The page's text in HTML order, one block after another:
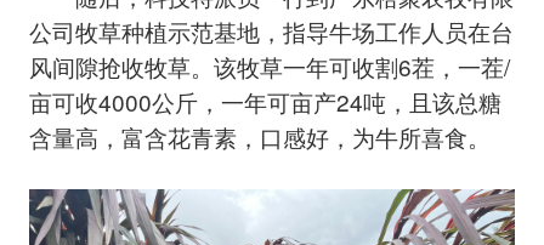
公司牧草种植示范基地，指导牛场工作人员在台
风间隙抢收牧草。该牧草一年可收割6茬，一茬/
亩可收4000公斤，一年可亩产24吨，且该总糖
含量高，富含花青素，口感好，为牛所喜食。